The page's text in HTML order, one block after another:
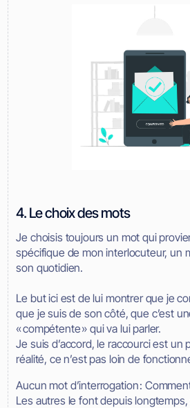
4. Le choix des mots
Je choisis toujours un mot qui
spécifique de mon interlocuteur, un
son quotidien.
Le but ici est de lui montrer que je
que je suis de son côté, que c’est
« compétente » qui va lui parler.
Je suis d’accord, le raccourci est un
réalité, ce n’est pas loin de
Aucun mot d’interrogation :
Les autres le font depuis longtemps,